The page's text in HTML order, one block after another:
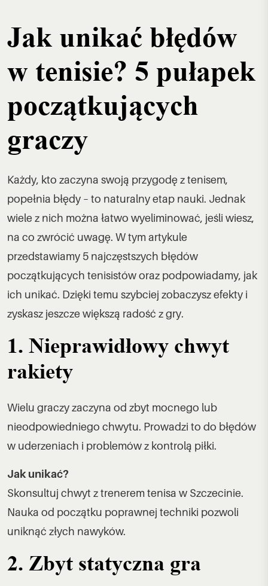
Jak unikać błędów
w tenisie? 5 pułapek
początkujących
graczy
Każdy, kto zaczyna swoją przygodę z tenisem,
popełnia błędy – to naturalny etap nauki. Jednak
wiele z nich można łatwo wyeliminować, jeśli wiesz,
na co zwrócić uwagę. W tym artykule
przedstawiamy 5 najczęstszych błędów
początkujących tenisistów oraz podpowiadamy, jak
ich unikać. Dzięki temu szybciej zobaczysz efekty i
zyskasz jeszcze większą radość z gry.
1. Nieprawidłowy chwyt
rakiety
Wielu graczy zaczyna od zbyt mocnego lub
nieodpowiedniego chwytu. Prowadzi to do błędów
w uderzeniach i problemów z kontrolą piłki.
Jak unikać?
Skonsultuj chwyt z trenerem tenisa w Szczecinie.
Nauka od początku poprawnej techniki pozwoli
uniknąć złych nawyków.
2. Zbyt statyczna gra